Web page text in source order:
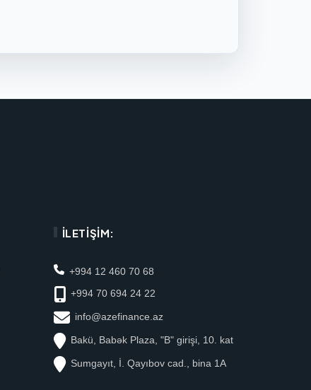
İLETIŞIM:
+994 12 460 70 68
+994 70 694 24 22
info@azefinance.az
Bakü, Babək Plaza, "B" girişi, 10. kat
Sumgayıt, İ. Qayıbov cad., bina 1A